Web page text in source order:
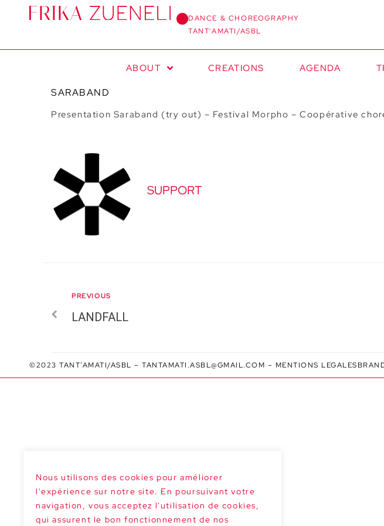
Nous utilisons des cookies pour améliorer
l'expérience sur notre site. En poursuivant votre
navigation, vous acceptez l'utilisation de cookies,
qui assurent le bon fonctionnement de nos
DANCE & CHOREOGRAPHY
TANT'AMATI/ASBL
ABOUT CREATIONS AGENDA
SARABAND
Presentation Saraband (try out) – Festival Morpho – Coopérative
SUPPORT
PREVIOUS
LANDFALL
©2023 TANT’AMATI/ASBL – TANTAMATI.ASBL@GMAIL.COM – MENTIONS LEGALES